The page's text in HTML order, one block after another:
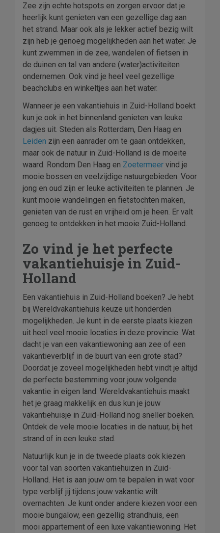
Zee zijn echte hotspots en zorgen ervoor dat je
heerlijk kunt genieten van een gezellige dag aan
het strand. Maar ook als je lekker actief bezig wilt
zijn heb je genoeg mogelijkheden aan het water. Je
kunt zwemmen in de zee, wandelen of fietsen in
de duinen en tal van andere (water)activiteiten
ondernemen. Ook vind je heel veel gezellige
beachclubs en winkeltjes aan het water.
Wanneer je een vakantiehuis in Zuid-Holland boekt
kun je ook in het binnenland genieten van leuke
dagjes uit. Steden als Rotterdam, Den Haag en
Leiden zijn een aanrader om te gaan ontdekken,
maar ook de natuur in Zuid-Holland is de moeite
waard. Rondom Den Haag en Zoetermeer vind je
mooie bossen en veelzijdige natuurgebieden. Voor
jong en oud zijn er leuke activiteiten te plannen. Je
kunt mooie wandelingen en fietstochten maken,
genieten van de rust en vrijheid om je heen. Er valt
genoeg te ontdekken in het mooie Zuid-Holland.
Zo vind je het perfecte
vakantiehuisje in Zuid-
Holland
Een vakantiehuis in Zuid-Holland boeken? Je hebt
bij Wereldvakantiehuis keuze uit honderden
mogelijkheden. Je kunt in de eerste plaats kiezen
uit heel veel mooie locaties in deze provincie. Wat
dacht je van een vakantiewoning aan zee of een
vakantieverblijf in de buurt van een grote stad?
Doordat je zoveel mogelijkheden hebt vindt je altijd
de perfecte bestemming voor jouw volgende
vakantie in eigen land. Wereldvakantiehuis maakt
het je graag makkelijk en dus kun je jouw
vakantiehuisje in Zuid-Holland nog sneller boeken.
Ontdek de vele mooie locaties in de natuur, bij het
strand of in een leuke stad.
Natuurlijk kun je in de tweede plaats ook kiezen
voor tal van soorten vakantiehuizen in Zuid-
Holland. Het is aan jouw om te bepalen in wat voor
type verblijf jij tijdens jouw vakantie wilt
overnachten. Je kunt onder andere kiezen voor een
mooie bungalow, een gezellig strandhuis, een
mooi appartement of een luxe vakantiewoning. Het